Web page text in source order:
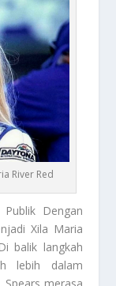
River Red
Dengan
Xila Maria
balik langkah
lebih dalam